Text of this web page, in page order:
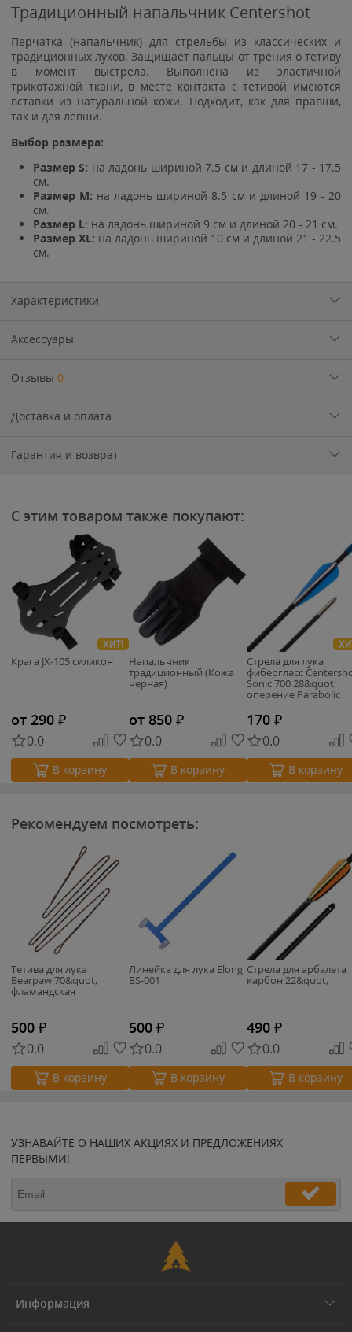
Традиционный напальчник Centershot
Перчатка (напальчник) для стрельбы из классических и
традиционных луков. Защищает пальцы от трения о тетиву
в момент выстрела. Выполнена из эластичной
трикотажной ткани, в месте контакта с тетивой имеются
вставки из натуральной кожи. Подходит, как для правши,
так и для левши.
Выбор размера:
Размер S: на ладонь шириной 7.5 см и длиной 17 - 17.5
см.
Размер M: на ладонь шириной 8.5 см и длиной 19 - 20
см.
Размер L: на ладонь шириной 9 см и длиной 20 - 21 см.
Размер XL: на ладонь шириной 10 см и длиной 21 - 22.5
см.
Характеристики
Аксессуары
Отзывы 0
Доставка и оплата
Гарантия и возврат
С этим товаром также покупают:
ХИТ!
Крага JX-105 силикон
от 290 ₽
0.0
В корзину
Напальчник
традиционный (Кожа
черная)
от 850 ₽
0.0
В корзину
Стрела для лука
фибергласс
Sonic 700 28&quot;
оперение Parabolic
3&quot;
170 ₽
0.0
В корзину
Рекомендуем посмотреть:
Тетива для лука
Bearpaw 70&quot;
фламандская
500 ₽
0.0
В корзину
Линейка для лука Elong
BS-001
500 ₽
0.0
В корзину
Стрела для арбалета
карбон 22&quot;
490 ₽
0.0
В корзину
УЗНАВАЙТЕ О НАШИХ АКЦИЯХ И ПРЕДЛОЖЕНИЯХ
ПЕРВЫМИ!
Информация